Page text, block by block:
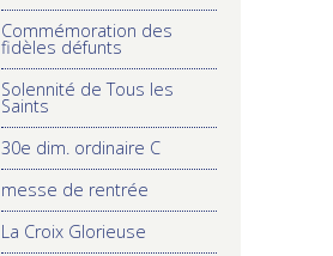
Commémoration des
fidèles défunts
Solennité de Tous les
Saints
30e dim. ordinaire C
messe de rentrée
La Croix Glorieuse